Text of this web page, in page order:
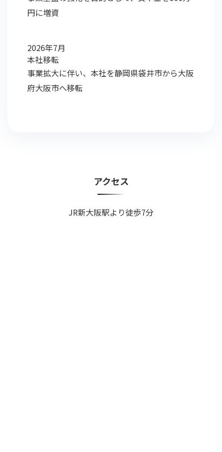
円に増資
2026年7月
本社移転
事業拡大に伴い、本社を静岡県袋井市から大阪
府大阪市へ移転
アクセス
JR新大阪駅より徒歩7分